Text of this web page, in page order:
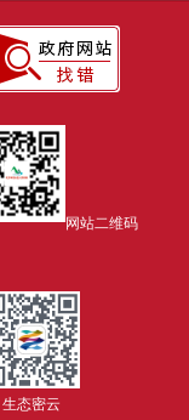
网站二维码
生态密云